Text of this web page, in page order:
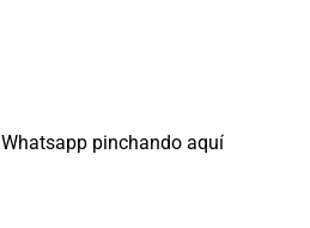
pinchando aquí​